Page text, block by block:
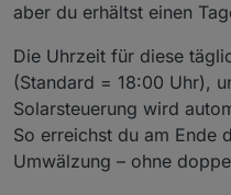
aber du erhältst einen
Die Uhrzeit für diese
(Standard = 18:00 Uhr),
Solarsteuerung wird
So erreichst du am Ende
Umwälzung – ohne